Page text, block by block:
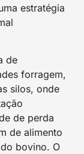
estratégia
de
forragem,
silos, onde
de perda
de alimento
bovino. O